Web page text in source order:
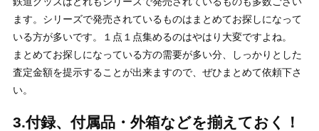
ます。シリーズで発売されているものはまとめてお探しになって
いる方が多いです。１点１点集めるのはやはり大変ですよね。
まとめてお探しになっている方の需要が多い分、しっかりとした
査定金額を提示することが出来ますので、ぜひまとめて依頼下さ
い。
3.付録、付属品・外箱などを揃えておく！